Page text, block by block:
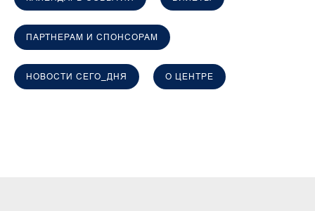
ПАРТНЕРАМ И СПОНСОРАМ
НОВОСТИ СЕГО_ДНЯ О ЦЕНТРЕ